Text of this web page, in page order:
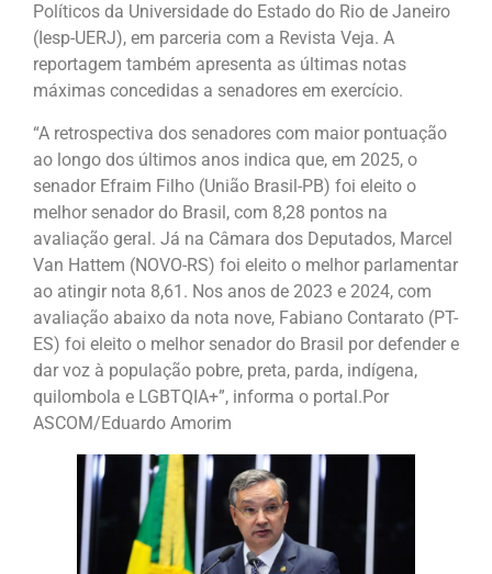
Políticos da Universidade do Estado do Rio de Janeiro
(Iesp-UERJ), em parceria com a Revista Veja. A
reportagem também apresenta as últimas notas
máximas concedidas a senadores em exercício.
“A retrospectiva dos senadores com maior pontuação
ao longo dos últimos anos indica que, em 2025, o
senador Efraim Filho (União Brasil-PB) foi eleito o
melhor senador do Brasil, com 8,28 pontos na
avaliação geral. Já na Câmara dos Deputados, Marcel
Van Hattem (NOVO-RS) foi eleito o melhor parlamentar
ao atingir nota 8,61. Nos anos de 2023 e 2024, com
avaliação abaixo da nota nove, Fabiano Contarato (PT-
ES) foi eleito o melhor senador do Brasil por defender e
dar voz à população pobre, preta, parda, indígena,
quilombola e LGBTQIA+”, informa o portal.Por
ASCOM/Eduardo Amorim